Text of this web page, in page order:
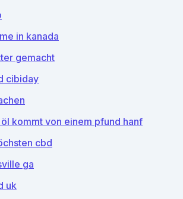
in kanada
gemacht
cibiday
kommt von einem pfund hanf
cbd
ga
uk